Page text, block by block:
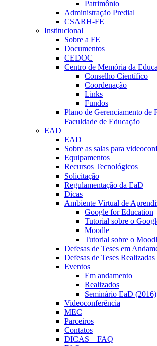
Patrimônio
Administração Predial
CSARH-FE
Institucional
Sobre a FE
Documentos
CEDOC
Centro de Memória da
Conselho Científico
Coordenação
Links
Fundos
Plano de Gerenciamento de
Faculdade de Educação
EAD
EAD
Sobre as salas para
Equipamentos
Recursos Tecnológicos
Solicitação
Regulamentação da EaD
Dicas
Ambiente Virtual de
Google for Education
Tutorial sobre o
Moodle
Tutorial sobre o
Defesas de Teses em
Defesas de Teses Realizadas
Eventos
Em andamento
Realizados
Seminário EaD (2016)
Videoconferência
MEC
Parceiros
Contatos
DICAS – FAQ